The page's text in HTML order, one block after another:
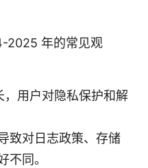
2025 年的常见观
用户对隐私保护和解
致对日志政策、存储
不同。